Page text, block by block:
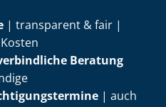
| transparent & fair |
Beratung
| auch